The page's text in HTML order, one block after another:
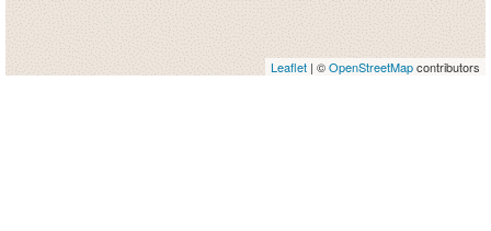
Leaflet | ©OpenStreetMapcontributors